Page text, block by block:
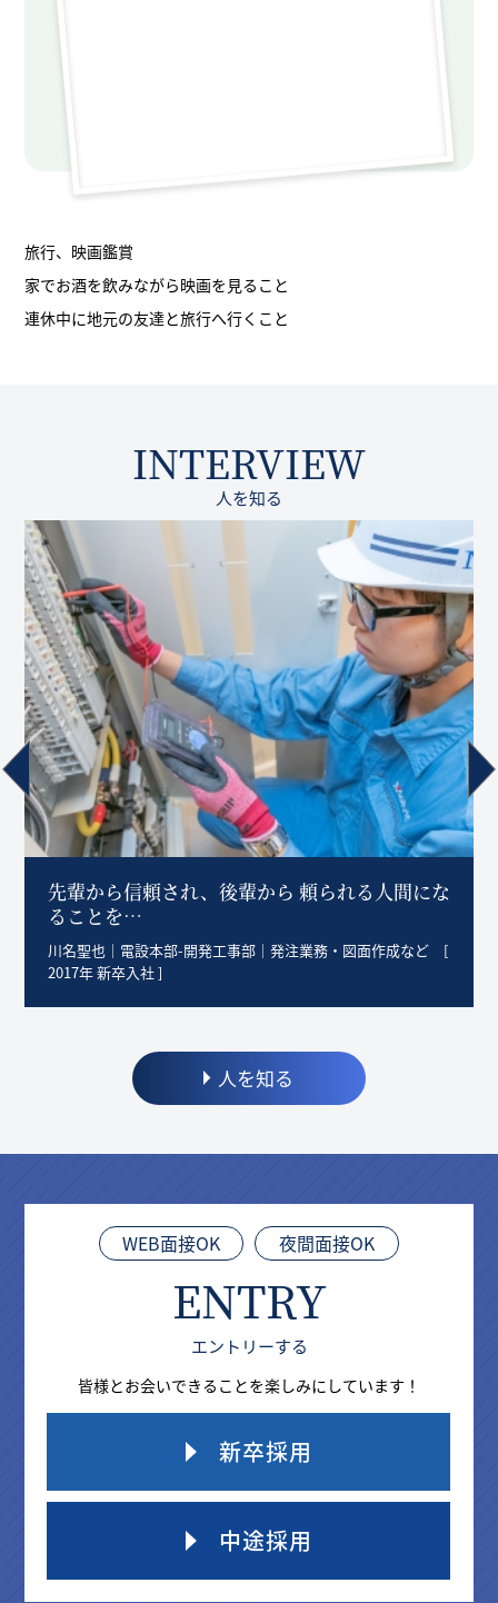
旅行、映画鑑賞
家でお酒を飲みながら映画を見ること
連休中に地元の友達と旅行へ行くこと
INTERVIEW
人を知る
先輩から信頼され、後輩から 頼られる人間にな
ることを…
川名聖也｜電設本部-開発工事部｜発注業務・図面作成など [
2017年 新卒入社 ]
人を知る
WEB面接OK 夜間面接OK
ENTRY
エントリーする
皆様とお会いできることを楽しみにしています！
新卒採用
中途採用